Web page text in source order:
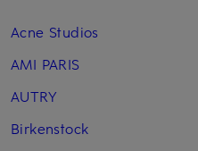
Acne Studios
AMI PARIS
AUTRY
Birkenstock